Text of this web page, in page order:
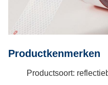
Productkenmerken
Productsoort: